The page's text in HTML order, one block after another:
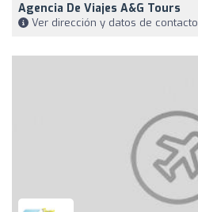
Agencia De Viajes A&G Tours
Ver dirección y datos de contacto